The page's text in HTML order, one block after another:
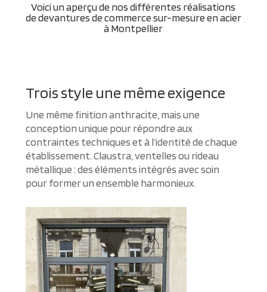
Voici un aperçu de nos différentes réalisations
de devantures de commerce sur-mesure en acier
à Montpellier
Trois style une même exigence
Une même finition anthracite, mais une
conception unique pour répondre aux
contraintes techniques et à l’identité de chaque
établissement. Claustra, ventelles ou rideau
métallique : des éléments intégrés avec soin
pour former un ensemble harmonieux.